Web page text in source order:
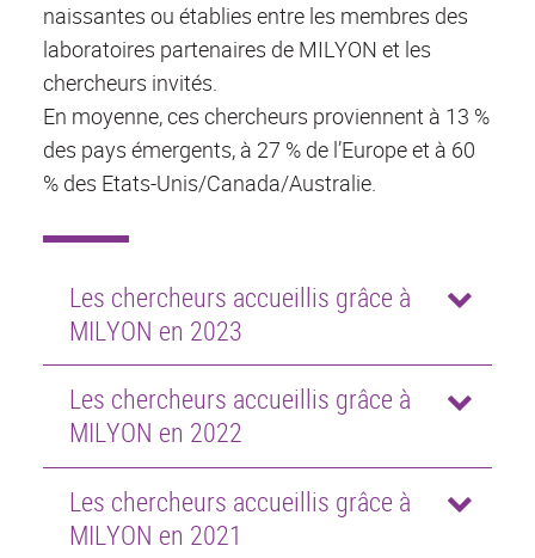
naissantes ou établies entre les membres des
laboratoires partenaires de MILYON et les
chercheurs invités.
En moyenne, ces chercheurs proviennent à 13 %
des pays émergents, à 27 % de l’Europe et à 60
% des Etats-Unis/Canada/Australie.
Les chercheurs accueillis grâce à
MILYON en 2023
Les chercheurs accueillis grâce à
MILYON en 2022
Les chercheurs accueillis grâce à
MILYON en 2021